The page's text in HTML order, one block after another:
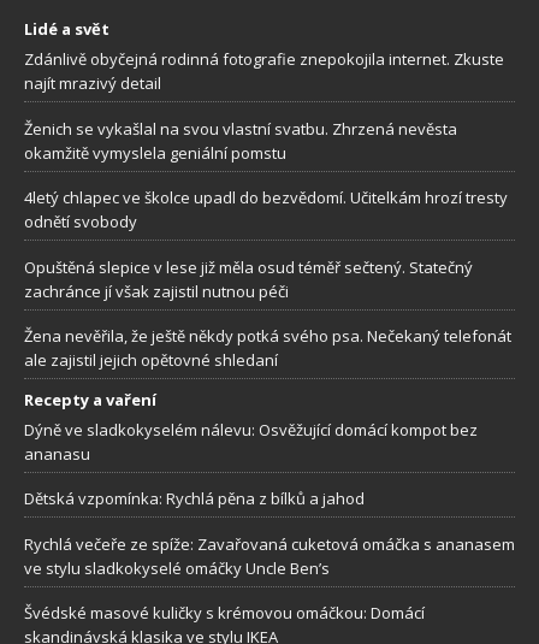
Lidé a svět
Zdánlivě obyčejná rodinná fotografie znepokojila internet. Zkuste
najít mrazivý detail
Ženich se vykašlal na svou vlastní svatbu. Zhrzená nevěsta
okamžitě vymyslela geniální pomstu
4letý chlapec ve školce upadl do bezvědomí. Učitelkám hrozí tresty
odnětí svobody
Opuštěná slepice v lese již měla osud téměř sečtený. Statečný
zachránce jí však zajistil nutnou péči
Žena nevěřila, že ještě někdy potká svého psa. Nečekaný telefonát
ale zajistil jejich opětovné shledaní
Recepty a vaření
Dýně ve sladkokyselém nálevu: Osvěžující domácí kompot bez
ananasu
Dětská vzpomínka: Rychlá pěna z bílků a jahod
Rychlá večeře ze spíže: Zavařovaná cuketová omáčka s ananasem
ve stylu sladkokyselé omáčky Uncle Ben’s
Švédské masové kuličky s krémovou omáčkou: Domácí
skandinávská klasika ve stylu IKEA